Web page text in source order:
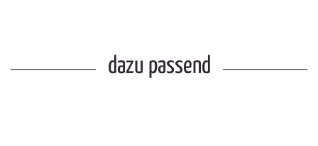
dazu passend